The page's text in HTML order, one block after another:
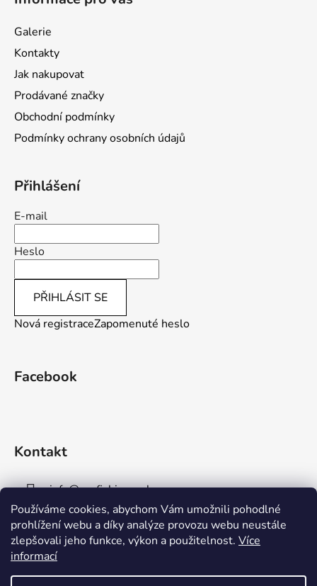
Používáme cookies, abychom Vám umožnili pohodlné
prohlížení webu a díky analýze provozu webu neustále
zlepšovali jeho funkce, výkon a použitelnost. Více
informací
Galerie
Kontakty
Jak nakupovat
Prodávané značky
Obchodní podmínky
Podmínky ochrany osobních údajů
Přihlášení
E-mail
Heslo
PŘIHLÁSIT SE
Nová registraceZapomenuté heslo
Facebook
Kontakt
info@aaafishingpraha.cz
778 011 878